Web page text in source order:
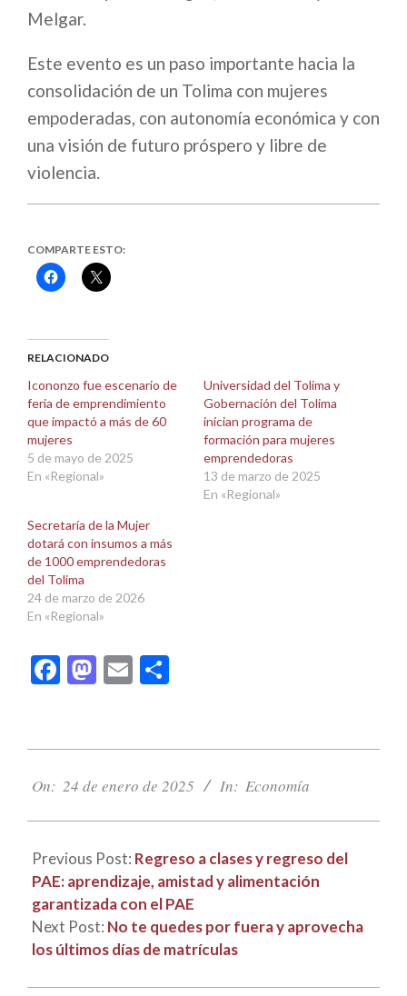
Melgar.
Este evento es un paso importante hacia la
consolidación de un Tolima con mujeres
empoderadas, con autonomía económica y con
una visión de futuro próspero y libre de
violencia.
COMPARTE ESTO:
Haz
clic
(Se
abre
una
ventana
nueva)
Haz
clic
(Se
abre
una
ventana
nueva)
RELACIONADO
Icononzo fue escenario de
feria de emprendimiento
que impactó a más de 60
mujeres
5 de mayo de 2025
En «Regional»
Universidad del Tolima y
Gobernación del Tolima
inician programa de
formación para mujeres
emprendedoras
13 de marzo de 2025
En «Regional»
Secretaría de la Mujer
dotará con insumos a más
de 1000 emprendedoras
del Tolima
24 de marzo de 2026
En «Regional»
Facebook
Mastodon
Email
01-
On: 24 de enero de 2025 In: Economía
Previous Post: Regreso a clases y regreso del
PAE: aprendizaje, amistad y alimentación
garantizada con el PAE
Next Post: No te quedes por fuera y aprovecha
los últimos días de matrículas